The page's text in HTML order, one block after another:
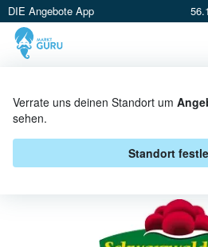
DIE Angebote App
Verrate uns deinen Standort um
sehen.
Standort
ANGEBOTE &